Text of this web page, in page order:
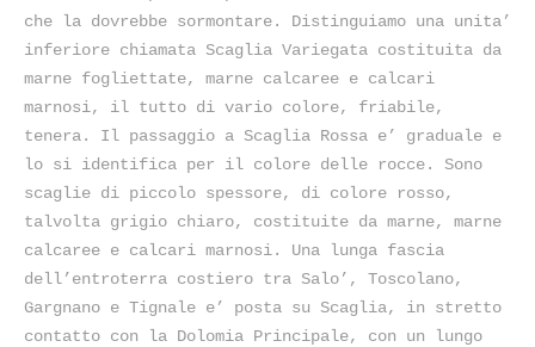
che la dovrebbe sormontare. Distinguiamo una unita’
inferiore chiamata Scaglia Variegata costituita da
marne fogliettate, marne calcaree e calcari
marnosi, il tutto di vario colore, friabile,
tenera. Il passaggio a Scaglia Rossa e’ graduale e
lo si identifica per il colore delle rocce. Sono
scaglie di piccolo spessore, di colore rosso,
talvolta grigio chiaro, costituite da marne, marne
calcaree e calcari marnosi. Una lunga fascia
dell’entroterra costiero tra Salo’, Toscolano,
Gargnano e Tignale e’ posta su Scaglia, in stretto
contatto con la Dolomia Principale, con un lungo